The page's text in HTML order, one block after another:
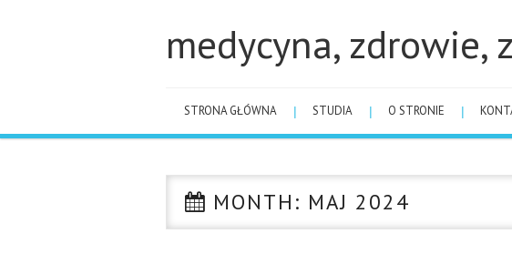
medycyna, zdrowie,
STRONA GŁÓWNA STUDIA O STRONIE
MONTH: MAJ 2024